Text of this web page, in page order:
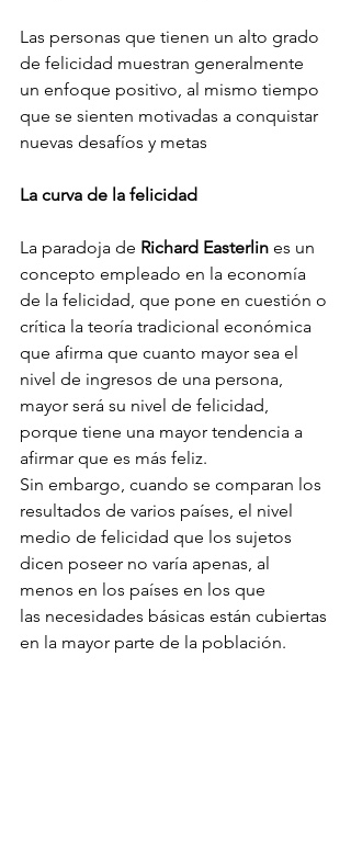
Las personas que tienen un alto grado
de felicidad muestran generalmente
un enfoque positivo, al mismo tiempo
que se sienten motivadas a conquistar
nuevas desafíos y metas
La curva de la felicidad
La paradoja de Richard Easterlin es un
concepto empleado en la economía
de la felicidad, que pone en cuestión o
crítica la teoría tradicional económica
que afirma que cuanto mayor sea el
nivel de ingresos de una persona,
mayor será su nivel de felicidad,
porque tiene una mayor tendencia a
afirmar que es más feliz.
Sin embargo, cuando se comparan los
resultados de varios países, el nivel
medio de felicidad que los sujetos
dicen poseer no varía apenas, al
menos en los países en los que
las necesidades básicas están cubiertas
en la mayor parte de la población.